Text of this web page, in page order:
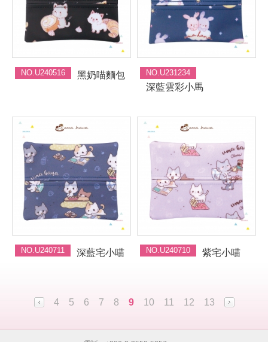
NO.U240516 黑奶喵麵包 NO.U231234
深藍雲彩小馬
NO.U240711 深藍宅小喵 NO.U240710 紫宅小喵
4 5 6 7 8 9 10 11 12 13